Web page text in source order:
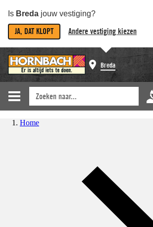
Is Breda jouw vestiging?
JA, DAT KLOPT Andere vestiging kiezen
Breda
Home